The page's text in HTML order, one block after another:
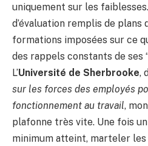
uniquement sur les
d’évaluation remplis de plans
formations imposées sur ce
des rappels constants de ses
L’Université de Sherbrooke,
sur les forces des employés
fonctionnement au travail,
plafonne très vite. Une fois
minimum atteint, marteler